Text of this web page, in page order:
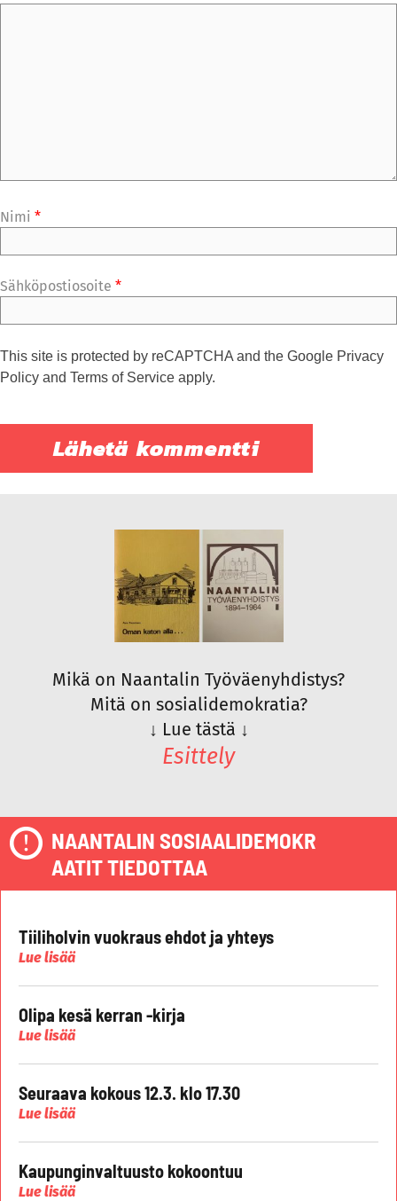
Nimi *
Sähköpostiosoite *
This site is protected by reCAPTCHA and the Google Privacy
Policy and Terms of Service apply.
Mikä on Naantalin Työväenyhdistys?
Mitä on sosialidemokratia?
↓ Lue tästä ↓
Esittely
NAANTALIN SOSIAALIDEMOKR
AATIT TIEDOTTAA
Tiiliholvin vuokraus ehdot ja yhteys
Lue lisää
Olipa kesä kerran -kirja
Lue lisää
Seuraava kokous 12.3. klo 17.30
Lue lisää
Kaupunginvaltuusto kokoontuu
Lue lisää